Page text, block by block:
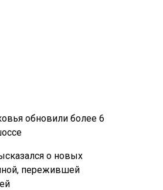
обновили более 6
о новых
пережившей